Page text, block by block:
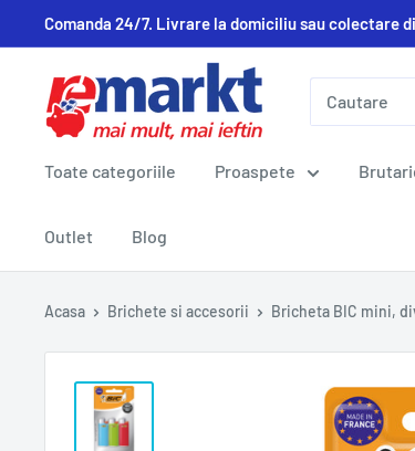
Comanda 24/7. Livrare la domiciliu sau colectare
Toate categoriile Proaspete
Outlet Blog
Acasa Brichete si accesorii Bricheta BIC mini,